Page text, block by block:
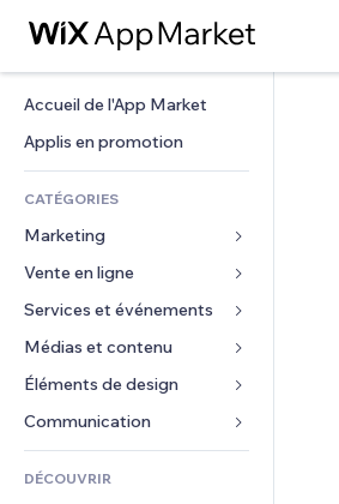
Accueil de l'App Market
Applis en promotion
CATÉGORIES
Marketing
Publicités
Mobile
Données analytiques
Réseaux sociaux
Classement de sites
Vente en ligne
Applis pour les boutiques
Expédition et livraison
Boutons Vente
Comptabilité
Services et événements
Hôtels
Événements
Restaurants
Immobilier
Réservations
Médias et contenu
Galerie
Musique
Podcasts
Photographie
Éléments de design
Cartes et navigation
Confidentialité
Horloge
Formulaires
DÉCOUVRIR